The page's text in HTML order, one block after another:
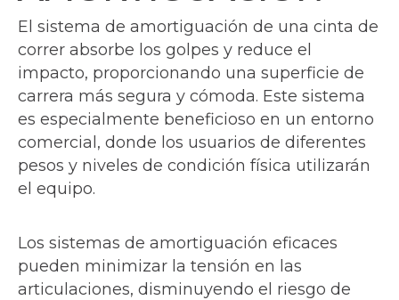
El sistema de amortiguación de una cinta de
correr absorbe los golpes y reduce el
impacto, proporcionando una superficie de
carrera más segura y cómoda. Este sistema
es especialmente beneficioso en un entorno
comercial, donde los usuarios de diferentes
pesos y niveles de condición física utilizarán
el equipo.
Los sistemas de amortiguación eficaces
pueden minimizar la tensión en las
articulaciones, disminuyendo el riesgo de